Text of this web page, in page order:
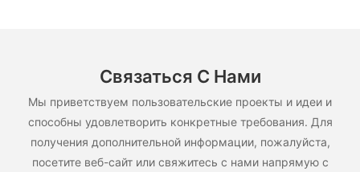
Связаться С Нами
Мы приветствуем пользовательские проекты и идеи и
способны удовлетворить конкретные требования. Для
получения дополнительной информации, пожалуйста,
посетите веб-сайт или свяжитесь с нами напрямую с